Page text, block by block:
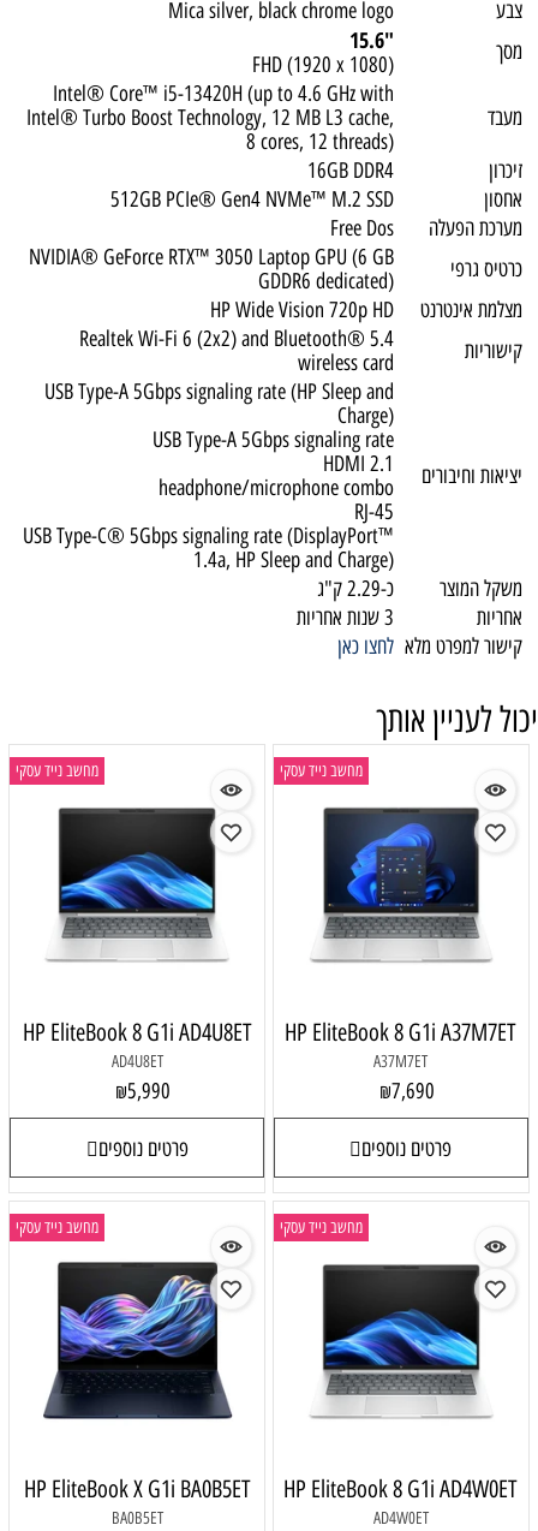
צבע
Mica silver, black chrome logo
מסך
"15.6
FHD (1920 x 1080)
מעבד
Intel® Core™ i5-13420H (up to 4.6 GHz with
Intel® Turbo Boost Technology, 12 MB L3 cache,
8 cores, 12 threads)
זיכרון
16GB DDR4
אחסון
512GB PCIe® Gen4 NVMe™ M.2 SSD
מערכת הפעלה
Free Dos
כרטיס גרפי
NVIDIA® GeForce RTX™ 3050 Laptop GPU (6 GB
GDDR6 dedicated)
מצלמת אינטרנט
HP Wide Vision 720p HD
קישוריות
Realtek Wi-Fi 6 (2x2) and Bluetooth® 5.4
wireless card
יציאות וחיבורים
USB Type-A 5Gbps signaling rate (HP Sleep and
Charge)
USB Type-A 5Gbps signaling rate
HDMI 2.1
headphone/microphone combo
RJ-45
USB Type-C® 5Gbps signaling rate (DisplayPort™
1.4a, HP Sleep and Charge)
משקל המוצר
כ-2.29 ק"ג
אחריות
3 שנות אחריות
קישור למפרט מלא לחצו כאן
יכול לעניין אותך
מחשב נייד עסקי
HP EliteBook 8 G1i A37M7ET
A37M7ET
₪7,690
פרטים נוספים
מחשב נייד עסקי
HP EliteBook 8 G1i AD4U8ET
AD4U8ET
₪5,990
פרטים נוספים
מחשב נייד עסקי
HP EliteBook 8 G1i AD4W0ET
AD4W0ET
מחשב נייד עסקי
HP EliteBook X G1i BA0B5ET
BA0B5ET